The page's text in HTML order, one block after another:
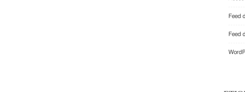
Feed
Feed